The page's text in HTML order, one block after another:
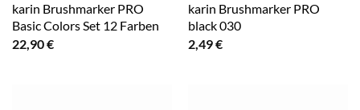
karin Brushmarker PRO
Basic Colors Set 12 Farben
22,90€
karin Brushmarker PRO
black 030
2,49€